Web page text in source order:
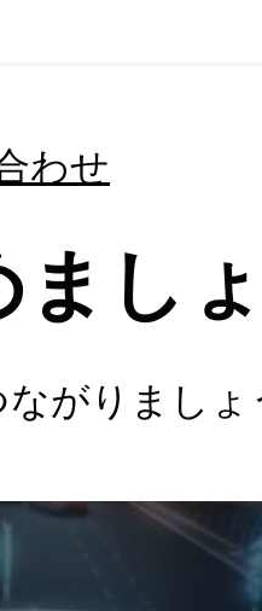
わせ
まし
がりましょ